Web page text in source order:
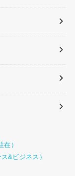
）
&ビジネス）